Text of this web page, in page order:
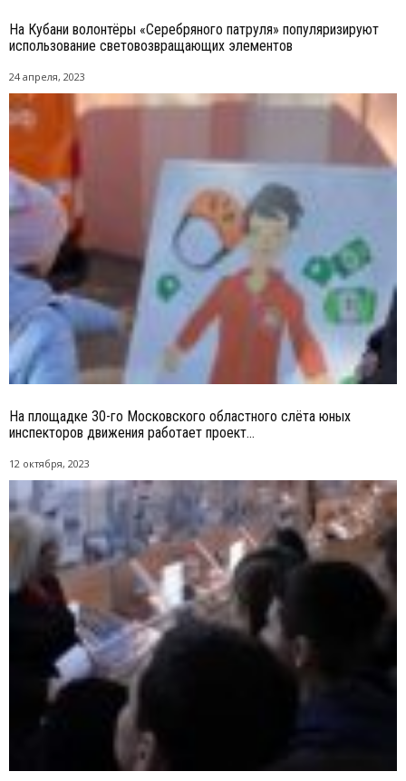
На Кубани волонтёры «Серебряного патруля» популяризируют
использование световозвращающих элементов
24 апреля, 2023
На площадке 30-го Московского областного слёта юных
инспекторов движения работает проект...
12 октября, 2023